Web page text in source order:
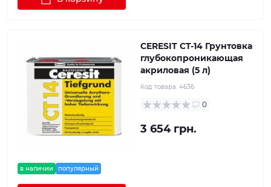
в наличии популярный
CERESIT CT-14 Грунтовка
глубокопроникающая
акриловая (5 л)
Код товара: 4636
0
3 654 грн.